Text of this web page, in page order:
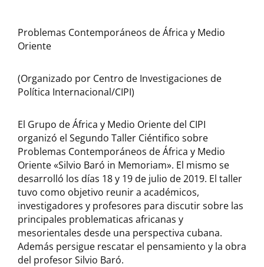
Problemas Contemporáneos de África y Medio
Oriente
(Organizado por Centro de Investigaciones de
Política Internacional/CIPI)
El Grupo de África y Medio Oriente del CIPI
organizó el Segundo Taller Ciéntifico sobre
Problemas Contemporáneos de África y Medio
Oriente «Silvio Baró in Memoriam». El mismo se
desarrolló los días 18 y 19 de julio de 2019. El taller
tuvo como objetivo reunir a académicos,
investigadores y profesores para discutir sobre las
principales problematicas africanas y
mesorientales desde una perspectiva cubana.
Además persigue rescatar el pensamiento y la obra
del profesor Silvio Baró.